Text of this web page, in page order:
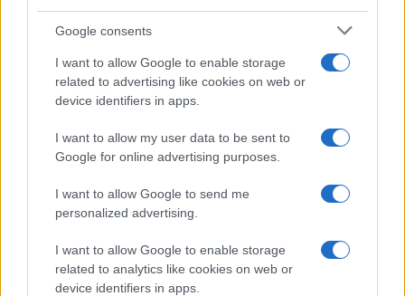
Google consents
I want to allow Google to enable storage
related to advertising like cookies on web or
device identifiers in apps.
I want to allow my user data to be sent to
Google for online advertising purposes.
I want to allow Google to send me
personalized advertising.
I want to allow Google to enable storage
related to analytics like cookies on web or
device identifiers in apps.